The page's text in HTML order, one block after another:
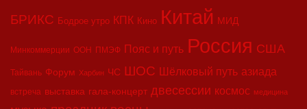
БРИКС Бодрое утро КПК Кино Китай МИД
Минкоммерции ООН ПМЭФ Пояс и путь Россия США
Тайвань Форум Харбин ЧС ШОС Шёлковый путь азиада
встреча выставка гала-концерт двесессии космос медицина